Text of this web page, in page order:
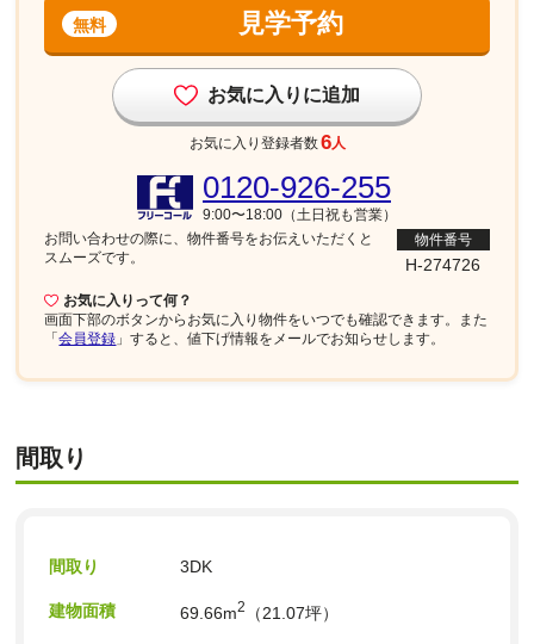
見学予約
無料
お気に入りに追加
お気に入り登録者数6人
お気に入りって何？
画面下部のボタンからお気に入り物件をいつでも確認できます。また
「会員登録 」すると、値下げ情報をメールでお知らせします。
0120-926-255
9:00〜18:00（土日祝も営業）
お問い合わせの際に、物件番号をお伝えいただくと
スムーズです。
物件番号
H-274726
間取り
間取り 3DK
建物面積 69.66m2 （21.07坪）